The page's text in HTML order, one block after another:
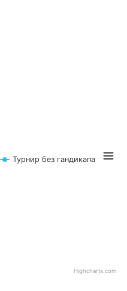
Турнир без гандикапа
Highcharts.com